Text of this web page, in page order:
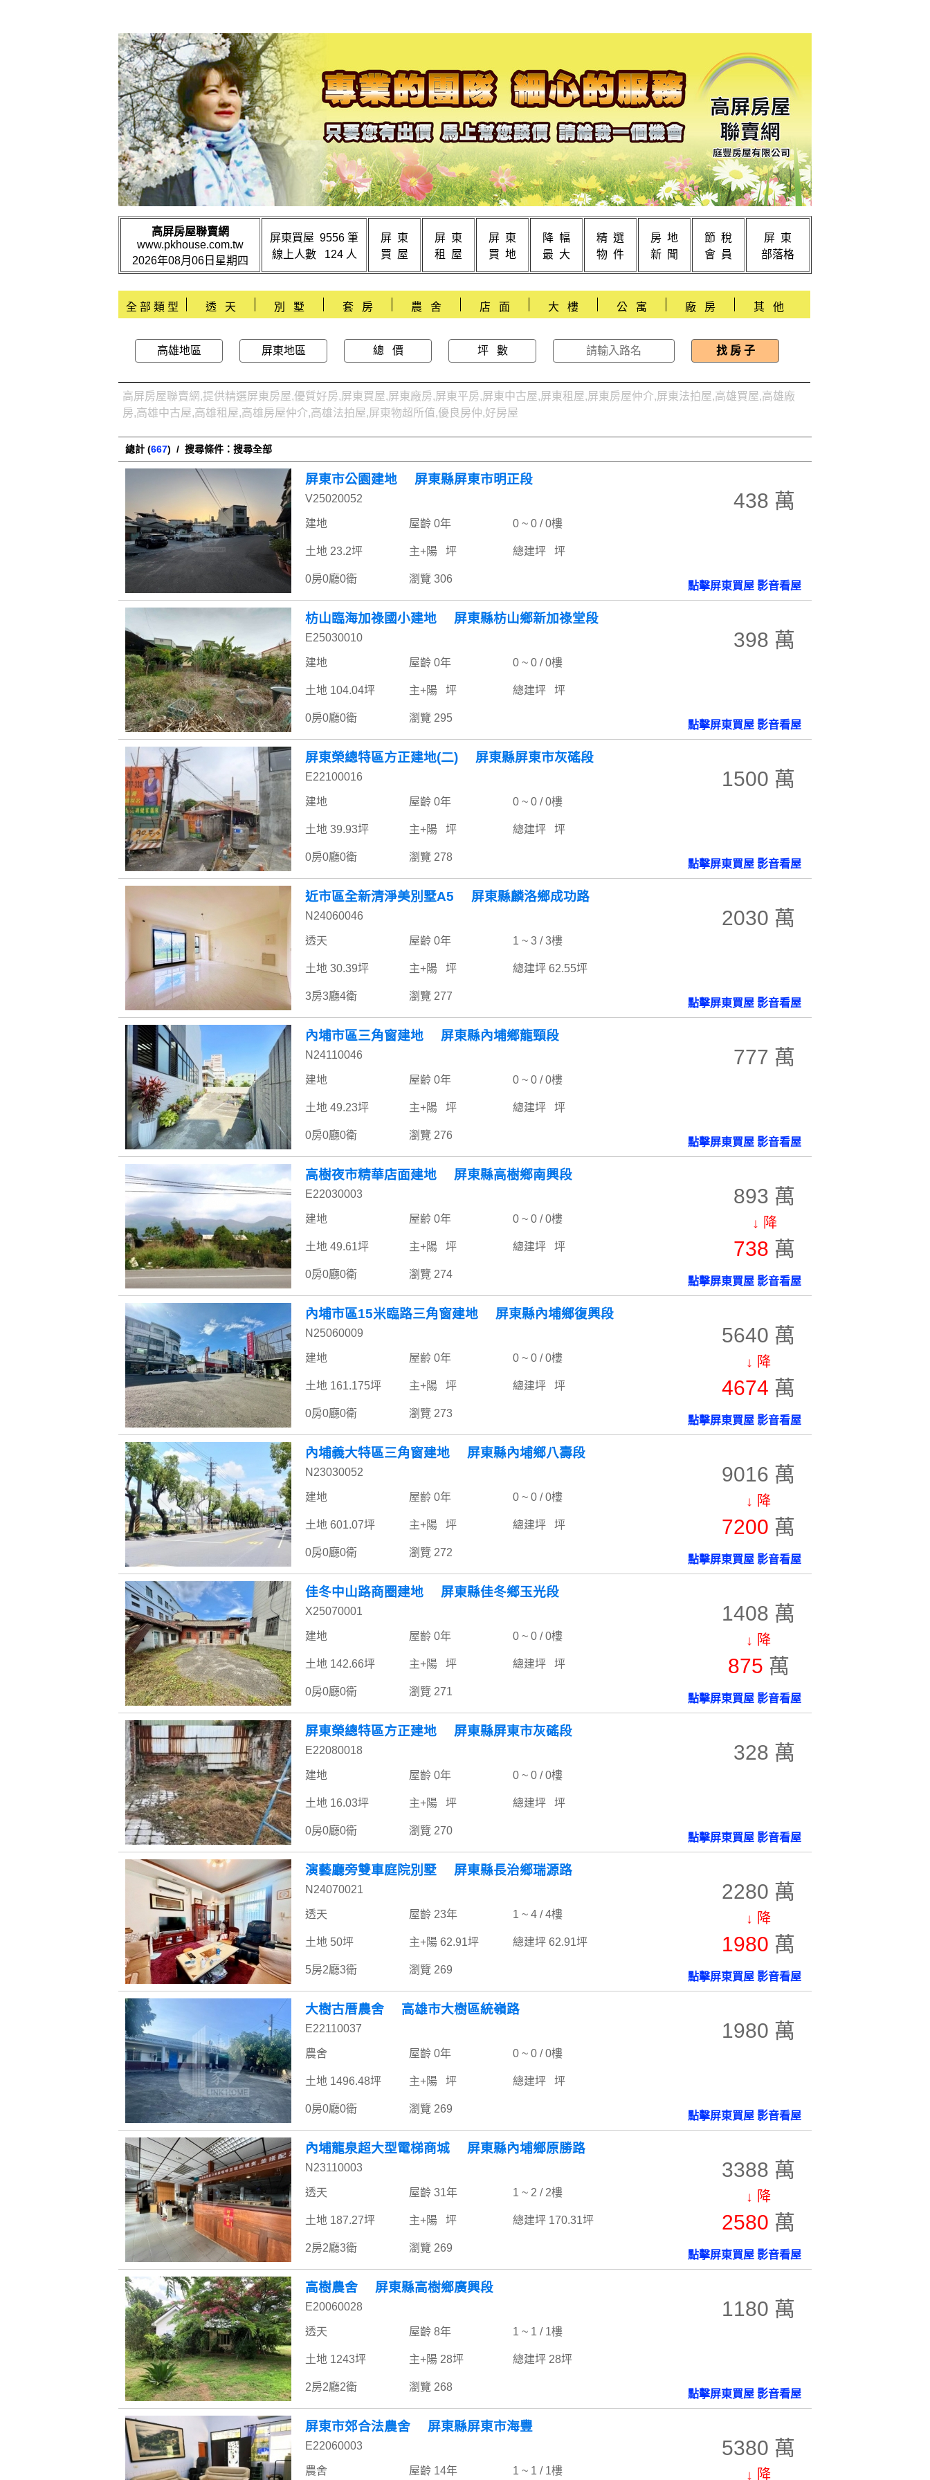
高屏房屋聯賣網
www.pkhouse.com.tw
2026年08月06日星期四
屏東買屋 9556 筆
線上人數 124 人
屏 東
買 屋
屏 東
租 屋
屏 東
買 地
降 幅
最 大
精 選
物 件
房 地
新 聞
節 稅
會 員
屏 東
部落格
全 部 類 型 透 天 別 墅 套 房 農 舍 店 面 大 樓 公 寓 廠 房 其 他
高雄地區 屏東地區 總 價 坪 數 找 房 子
高屏房屋聯賣網,提供精選屏東房屋,優質好房,屏東買屋,屏東廠房,屏東平房,屏東中古屋,屏東租屋,屏東房屋仲介,屏東法拍屋,高雄買屋,高雄廠
房,高雄中古屋,高雄租屋,高雄房屋仲介,高雄法拍屋,屏東物超所值,優良房仲,好房屋
總計 (667) / 搜尋條件：搜尋全部
屏東市公園建地 屏東縣屏東市明正段
V25020052
建地
土地 23.2坪
0房0廳0衛
屋齡 0年
主+陽 坪
瀏覽 306
0 ~ 0 / 0樓
總建坪 坪
438 萬
點擊屏東買屋 影音看屋
枋山臨海加祿國小建地 屏東縣枋山鄉新加祿堂段
E25030010
建地
土地 104.04坪
0房0廳0衛
屋齡 0年
主+陽 坪
瀏覽 295
0 ~ 0 / 0樓
總建坪 坪
398 萬
點擊屏東買屋 影音看屋
屏東榮總特區方正建地(二) 屏東縣屏東市灰磘段
E22100016
建地
土地 39.93坪
0房0廳0衛
屋齡 0年
主+陽 坪
瀏覽 278
0 ~ 0 / 0樓
總建坪 坪
1500 萬
點擊屏東買屋 影音看屋
近市區全新清淨美別墅A5 屏東縣麟洛鄉成功路
N24060046
透天
土地 30.39坪
3房3廳4衛
屋齡 0年
主+陽 坪
瀏覽 277
1 ~ 3 / 3樓
總建坪 62.55坪
2030 萬
點擊屏東買屋 影音看屋
內埔市區三角窗建地 屏東縣內埔鄉龍頸段
N24110046
建地
土地 49.23坪
0房0廳0衛
屋齡 0年
主+陽 坪
瀏覽 276
0 ~ 0 / 0樓
總建坪 坪
777 萬
點擊屏東買屋 影音看屋
高樹夜市精華店面建地 屏東縣高樹鄉南興段
E22030003
建地
土地 49.61坪
0房0廳0衛
屋齡 0年
主+陽 坪
瀏覽 274
0 ~ 0 / 0樓
總建坪 坪
893 萬
↓ 降
738 萬
點擊屏東買屋 影音看屋
內埔市區15米臨路三角窗建地 屏東縣內埔鄉復興段
N25060009
建地
土地 161.175坪
0房0廳0衛
屋齡 0年
主+陽 坪
瀏覽 273
0 ~ 0 / 0樓
總建坪 坪
5640 萬
↓ 降
4674 萬
點擊屏東買屋 影音看屋
內埔義大特區三角窗建地 屏東縣內埔鄉八壽段
N23030052
建地
土地 601.07坪
0房0廳0衛
屋齡 0年
主+陽 坪
瀏覽 272
0 ~ 0 / 0樓
總建坪 坪
9016 萬
↓ 降
7200 萬
點擊屏東買屋 影音看屋
佳冬中山路商圈建地 屏東縣佳冬鄉玉光段
X25070001
建地
土地 142.66坪
0房0廳0衛
屋齡 0年
主+陽 坪
瀏覽 271
0 ~ 0 / 0樓
總建坪 坪
1408 萬
↓ 降
875 萬
點擊屏東買屋 影音看屋
屏東榮總特區方正建地 屏東縣屏東市灰磘段
E22080018
建地
土地 16.03坪
0房0廳0衛
屋齡 0年
主+陽 坪
瀏覽 270
0 ~ 0 / 0樓
總建坪 坪
328 萬
點擊屏東買屋 影音看屋
演藝廳旁雙車庭院別墅 屏東縣長治鄉瑞源路
N24070021
透天
土地 50坪
5房2廳3衛
屋齡 23年
主+陽 62.91坪
瀏覽 269
1 ~ 4 / 4樓
總建坪 62.91坪
2280 萬
↓ 降
1980 萬
點擊屏東買屋 影音看屋
大樹古厝農舍 高雄市大樹區統嶺路
E22110037
農舍
土地 1496.48坪
0房0廳0衛
屋齡 0年
主+陽 坪
瀏覽 269
0 ~ 0 / 0樓
總建坪 坪
1980 萬
點擊屏東買屋 影音看屋
內埔龍泉超大型電梯商城 屏東縣內埔鄉原勝路
N23110003
透天
土地 187.27坪
2房2廳3衛
屋齡 31年
主+陽 坪
瀏覽 269
1 ~ 2 / 2樓
總建坪 170.31坪
3388 萬
↓ 降
2580 萬
點擊屏東買屋 影音看屋
高樹農舍 屏東縣高樹鄉廣興段
E20060028
透天
土地 1243坪
2房2廳2衛
屋齡 8年
主+陽 28坪
瀏覽 268
1 ~ 1 / 1樓
總建坪 28坪
1180 萬
點擊屏東買屋 影音看屋
屏東市郊合法農舍 屏東縣屏東市海豐
E22060003
農舍 屋齡 14年 1 ~ 1 / 1樓
5380 萬
↓ 降